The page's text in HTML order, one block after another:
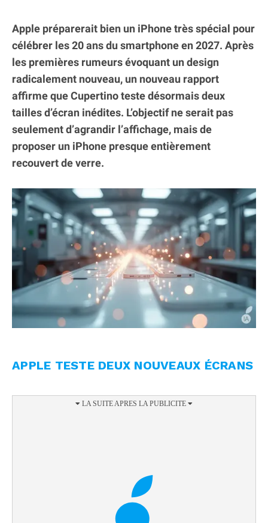
Apple préparerait bien un iPhone très spécial pour
célébrer les 20 ans du smartphone en 2027. Après
les premières rumeurs évoquant un design
radicalement nouveau, un nouveau rapport
affirme que Cupertino teste désormais deux
tailles d’écran inédites. L’objectif ne serait pas
seulement d’agrandir l’affichage, mais de
proposer un iPhone presque entièrement
recouvert de verre.
APPLE TESTE DEUX NOUVEAUX ÉCRANS